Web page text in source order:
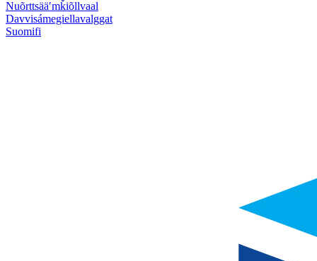
Nuõrttsääʹmǩiõllvaal
Davvisámegiellavalggat
Suomifi